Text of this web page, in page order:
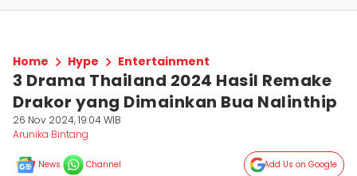
Home Hype Entertainment
3 Drama Thailand 2024 Hasil Remake
Drakor yang Dimainkan Bua Nalinthip
26 Nov 2024, 19:04 WIB
Arunika Bintang
News Channel Add Us on Google